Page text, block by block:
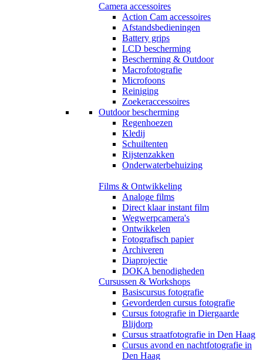
Camera accessoires
Action Cam accessoires
Afstandsbedieningen
Battery grips
LCD bescherming
Bescherming & Outdoor
Macrofotografie
Microfoons
Reiniging
Zoekeraccessoires
Outdoor bescherming
Regenhoezen
Kledij
Schuiltenten
Rijstenzakken
Onderwaterbehuizing
Films & Ontwikkeling
Analoge films
Direct klaar instant film
Wegwerpcamera's
Ontwikkelen
Fotografisch papier
Archiveren
Diaprojectie
DOKA benodigheden
Cursussen & Workshops
Basiscursus fotografie
Gevorderden cursus fotografie
Cursus fotografie in Diergaarde
Blijdorp
Cursus straatfotografie in Den Haag
Cursus avond en nachtfotografie in
Den Haag